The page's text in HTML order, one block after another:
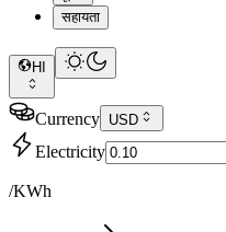
सहायता
HI
Currency USD
Electricity
/KWh